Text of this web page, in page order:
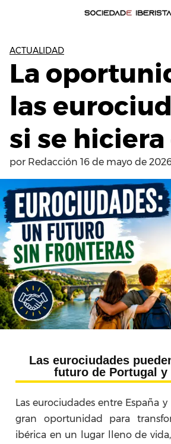
ACTUALIDAD
La
las
si se hiciera
por Redacción 16 de mayo de
Las eurociudades
futuro de Portugal y
Las eurociudades entre España
gran oportunidad para
ibérica en un lugar lleno de